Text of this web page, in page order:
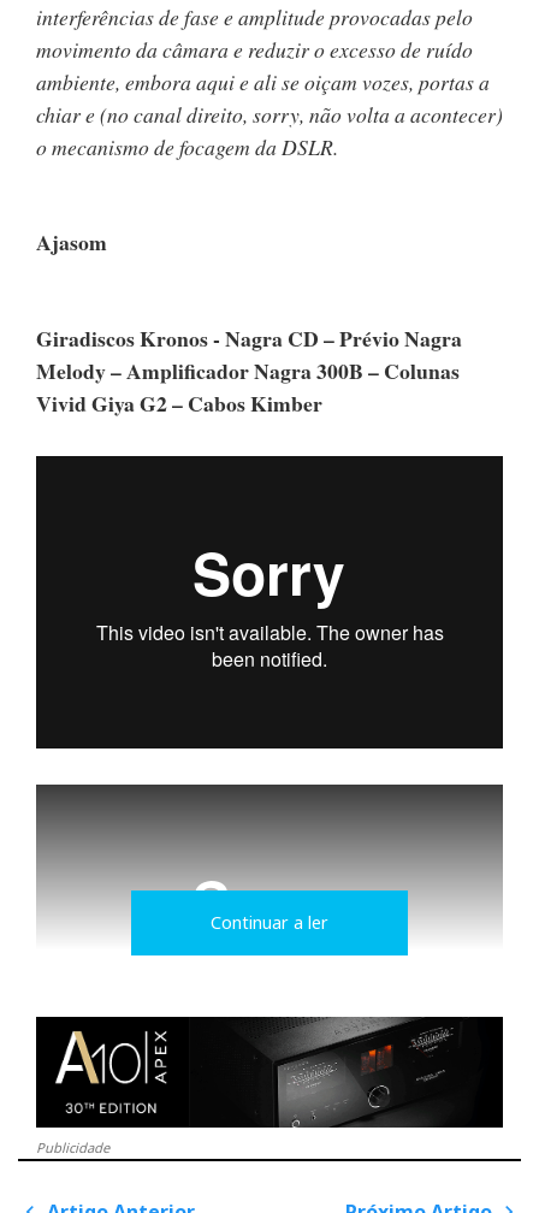
interferências de fase e amplitude provocadas pelo
movimento da câmara e reduzir o excesso de ruído
ambiente, embora aqui e ali se oiçam vozes, portas a
chiar e (no canal direito, sorry, não volta a acontecer)
o mecanismo de focagem da DSLR.
Ajasom
Giradiscos Kronos - Nagra CD – Prévio Nagra
Melody – Amplificador Nagra 300B – Colunas
Vivid Giya G2 – Cabos Kimber
Ultimate Audio Elite
Continuar a ler
Publicidade